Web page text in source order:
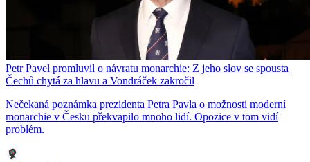
Petr Pavel promluvil o návratu monarchie: Z jeho slov se spousta
Čechů chytá za hlavu a Vondráček zakročil
Nečekaná poznámka prezidenta Petra Pavla o možnosti moderní
monarchie v Česku překvapilo mnoho lidí. Opozice v tom vidí
problém.